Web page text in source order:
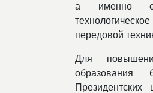
а именно
передовой
Для
образования